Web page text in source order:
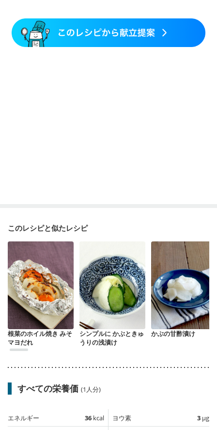
乳がん治療を終えた方・経過観察中の方など
味の感じ方が変わった
食欲がない
妊娠中(初期)
妊婦健診・体重増加が気になる（初期）
このレシピと似たレシピ
根菜のホイル焼き みそ
マヨだれ
シンプルに かぶときゅ
うりの浅漬け
かぶの甘酢漬け
すべての栄養価 (1人分)
エネルギー 36 kcal
ヨウ素 3 µg